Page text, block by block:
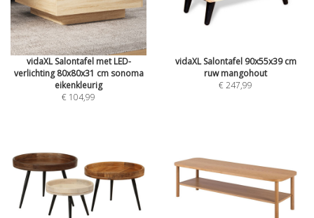
vidaXL Salontafel met LED-
verlichting 80x80x31 cm sonoma
eikenkleurig
€ 104,99
vidaXL Salontafel 90x55x39 cm
ruw mangohout
€ 247,99